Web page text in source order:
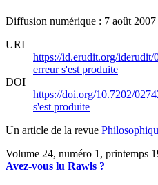
Diffusion numérique : 7 août 2007
URI
https://id.erudit.org/iderudit/
erreur s'est produite
DOI
https://doi.org/10.7202/
s'est produite
Un article de la revue
Volume 24, numéro 1, printemps
Avez-vous lu Rawls ?